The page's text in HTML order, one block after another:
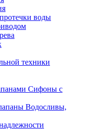
воды
техники
Сифоны с
Водосливы,